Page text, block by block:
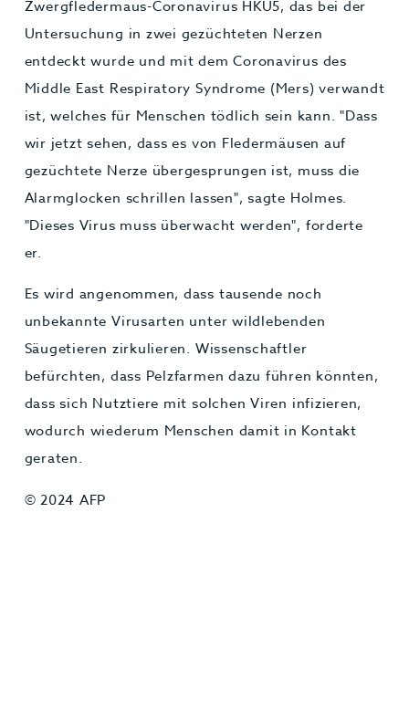
Zwergfledermaus-Coronavirus HKU5, das bei der
Untersuchung in zwei gezüchteten Nerzen
entdeckt wurde und mit dem Coronavirus des
Middle East Respiratory Syndrome (Mers) verwandt
ist, welches für Menschen tödlich sein kann. "Dass
wir jetzt sehen, dass es von Fledermäusen auf
gezüchtete Nerze übergesprungen ist, muss die
Alarmglocken schrillen lassen", sagte Holmes.
"Dieses Virus muss überwacht werden", forderte
er.
Es wird angenommen, dass tausende noch
unbekannte Virusarten unter wildlebenden
Säugetieren zirkulieren. Wissenschaftler
befürchten, dass Pelzfarmen dazu führen könnten,
dass sich Nutztiere mit solchen Viren infizieren,
wodurch wiederum Menschen damit in Kontakt
geraten.
© 2024 AFP